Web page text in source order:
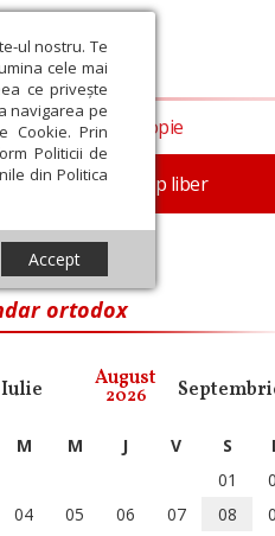
ul nostru. Te
cele mai
ce privește
navigarea pe
Cookie. Prin
Politicii de
din Politica
Accept
Familie Timp liber
Filantropie
ortodox
Iulie August
2026
M M J V S
01
04 05 06 07 08